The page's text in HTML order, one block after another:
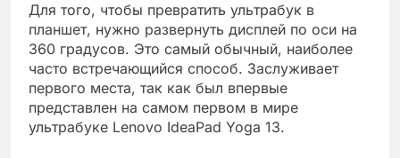
Для того, чтобы превратить ультрабук в
планшет, нужно развернуть дисплей по оси на
360 градусов. Это самый обычный, наиболее
часто встречающийся способ. Заслуживает
первого места, так как был впервые
представлен на самом первом в мире
ультрабуке Lenovo IdeaPad Yoga 13.